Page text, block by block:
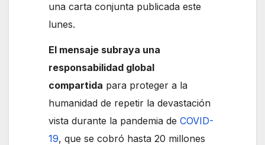
una carta conjunta publicada este
lunes.
El mensaje subraya una
responsabilidad global
compartida para proteger a la
humanidad de repetir la devastación
vista durante la pandemia deCOVID-
19, que se cobró hasta 20 millones